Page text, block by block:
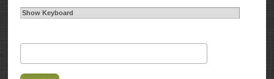
Show Keyboard